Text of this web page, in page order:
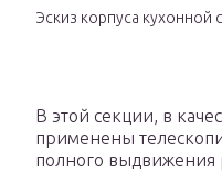
Эскиз корпуса кухонной
В этой секции, в
применены
полного